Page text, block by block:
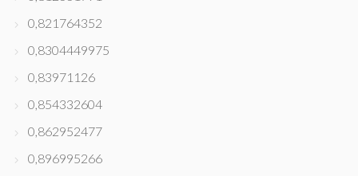
0,821764352
0,8304449975
0,83971126
0,854332604
0,862952477
0,896995266